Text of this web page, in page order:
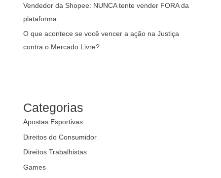
Vendedor da Shopee: NUNCA tente vender FORA da
plataforma.
O que acontece se você vencer a ação na Justiça
contra o Mercado Livre?
Categorias
Apostas Esportivas
Direitos do Consumidor
Direitos Trabalhistas
Games